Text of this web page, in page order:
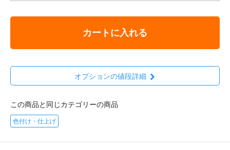
カートに入れる
オプションの値段詳細
この商品と同じカテゴリーの商品
色付け・仕上げ